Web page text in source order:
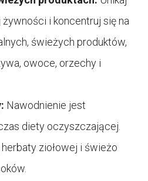
i koncentruj się na
świeżych produktów,
owoce, orzechy i
Nawodnienie jest
diety oczyszczającej.
ziołowej i świeżo